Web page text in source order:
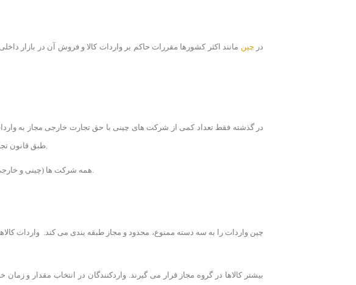
در چین مانند اکثر کشورها مقررات حاکم بر واردات کالا و فروش آن در بازار
در گذشته فقط تعداد کمی از شرکت های چینی با حق تجارت خارجی مجاز به
طبق قانون تجارت خارجی و اقدامات تشکیل پرونده و ثبت نام فعالان تجارت خارجی باید در وزارت بازرگانی یا دفاتر محلی مجاز آن ثبت نام کنند.
همه شرکت ها (چینی و خارجی) حق واردات بیشتر محصولات را دارند اما تعداد محدودی از کالاها برای واردات از طریق شرکت های بازرگانی دولتی مجاز است.
چین واردات را به سه دسته ممنوع، محدود و مجاز طبقه بندی می کند. واردات
بیشتر کالاها در گروه مجاز قرار می گیرند. واردکنندگان در انتخاب مقدار و